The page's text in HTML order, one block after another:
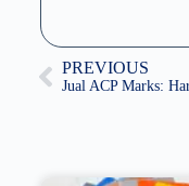
PREVIOUS